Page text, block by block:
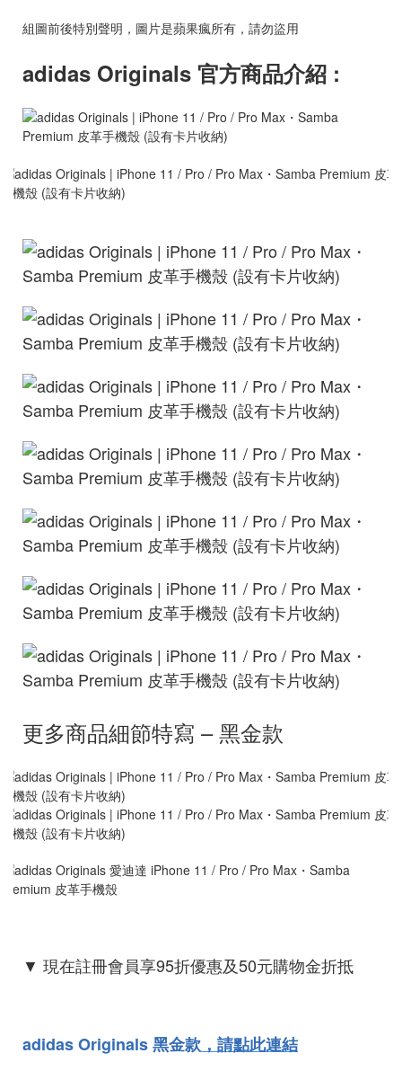
組圖前後特別聲明，圖片是蘋果瘋所有，請勿盜用
adidas Originals 官方商品介紹 :
更多商品細節特寫 – 黑金款
▼ 現在註冊會員享95折優惠及50元購物金折抵
adidas Originals 黑金款 ， 請點此連結